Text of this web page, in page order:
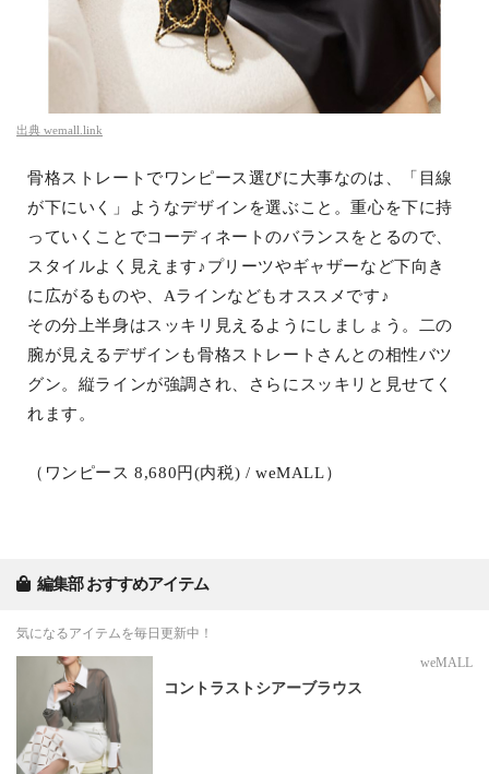
出典 wemall.link
骨格ストレートでワンピース選びに大事なのは、「目線
が下にいく」ようなデザインを選ぶこと。重心を下に持
っていくことでコーディネートのバランスをとるので、
スタイルよく見えます♪プリーツやギャザーなど下向き
に広がるものや、Aラインなどもオススメです♪
その分上半身はスッキリ見えるようにしましょう。二の
腕が見えるデザインも骨格ストレートさんとの相性バツ
グン。縦ラインが強調され、さらにスッキリと見せてく
れます。
（ワンピース 8,680円(内税) / weMALL）
編集部 おすすめアイテム
気になるアイテムを毎日更新中！
weMALL
コントラストシアーブラウス